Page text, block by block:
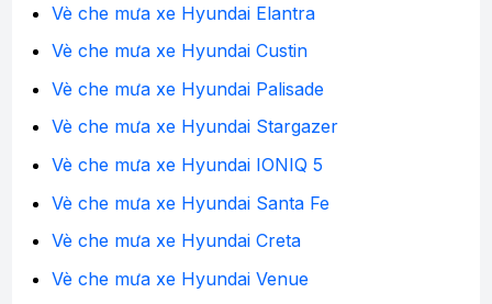
Vè che mưa xe Hyundai Elantra
Vè che mưa xe Hyundai Custin
Vè che mưa xe Hyundai Palisade
Vè che mưa xe Hyundai Stargazer
Vè che mưa xe Hyundai IONIQ 5
Vè che mưa xe Hyundai Santa Fe
Vè che mưa xe Hyundai Creta
Vè che mưa xe Hyundai Venue